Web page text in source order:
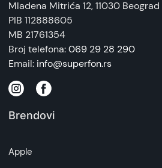
Mladena Mitrića 12, 11030 Beograd
PIB 112888605
MB 21761354
Broj telefona:069 29 28 290
Email: info@superfon.rs
Brendovi
Apple